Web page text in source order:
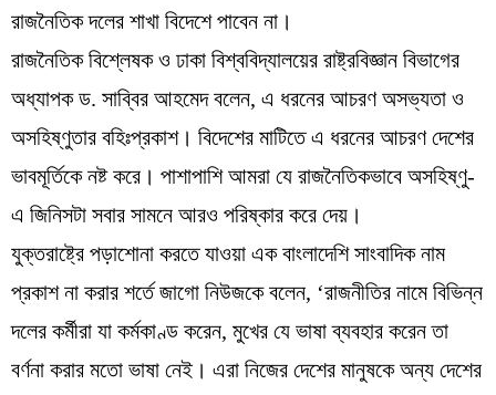
রাজনৈতিক দলের শাখা বিদেশে পাবেন না।
রাজনৈতিক বিশ্লেষক ও ঢাকা বিশ্ববিদ্যালয়ের রাষ্ট্রবিজ্ঞান বিভাগের
অধ্যাপক ড. সাব্বির আহমেদ বলেন, এ ধরনের আচরণ অসভ্যতা ও
অসহিষ্ণুতার বহিঃপ্রকাশ। বিদেশের মাটিতে এ ধরনের আচরণ দেশের
ভাবমূর্তিকে নষ্ট করে। পাশাপাশি আমরা যে রাজনৈতিকভাবে অসহিষ্ণু-
এ জিনিসটা সবার সামনে আরও পরিষ্কার করে দেয়।
যুক্তরাষ্ট্রে পড়াশোনা করতে যাওয়া এক বাংলাদেশি সাংবাদিক নাম
প্রকাশ না করার শর্তে জাগো নিউজকে বলেন, ‘রাজনীতির নামে বিভিন্ন
দলের কর্মীরা যা কর্মকাণ্ড করেন, মুখের যে ভাষা ব্যবহার করেন তা
বর্ণনা করার মতো ভাষা নেই। এরা নিজের দেশের মানুষকে অন্য দেশের